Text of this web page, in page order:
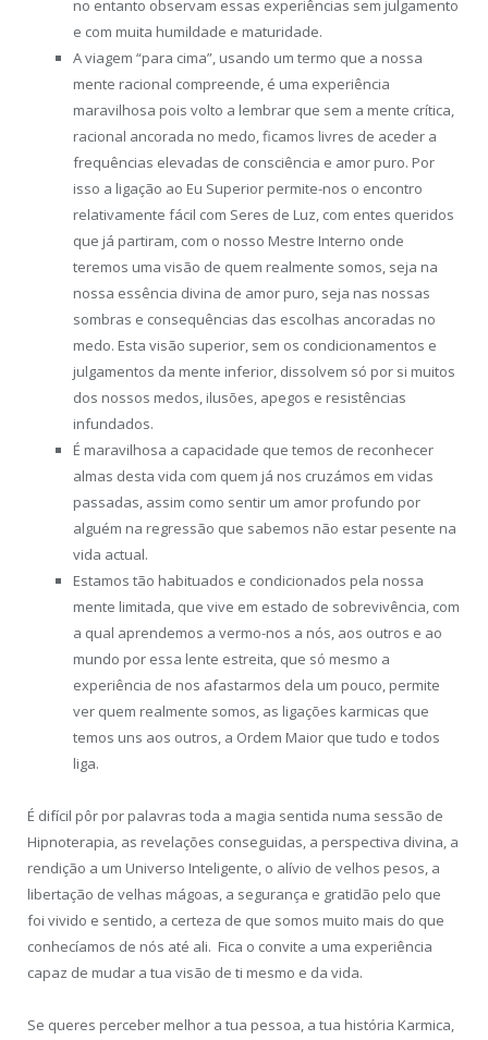
no entanto observam essas experiências sem julgamento
e com muita humildade e maturidade.
A viagem “para cima”, usando um termo que a nossa
mente racional compreende, é uma experiência
maravilhosa pois volto a lembrar que sem a mente crítica,
racional ancorada no medo, ficamos livres de aceder a
frequências elevadas de consciência e amor puro. Por
isso a ligação ao Eu Superior permite-nos o encontro
relativamente fácil com Seres de Luz, com entes queridos
que já partiram, com o nosso Mestre Interno onde
teremos uma visão de quem realmente somos, seja na
nossa essência divina de amor puro, seja nas nossas
sombras e consequências das escolhas ancoradas no
medo. Esta visão superior, sem os condicionamentos e
julgamentos da mente inferior, dissolvem só por si muitos
dos nossos medos, ilusões, apegos e resistências
infundados.
É maravilhosa a capacidade que temos de reconhecer
almas desta vida com quem já nos cruzámos em vidas
passadas, assim como sentir um amor profundo por
alguém na regressão que sabemos não estar pesente na
vida actual.
Estamos tão habituados e condicionados pela nossa
mente limitada, que vive em estado de sobrevivência, com
a qual aprendemos a vermo-nos a nós, aos outros e ao
mundo por essa lente estreita, que só mesmo a
experiência de nos afastarmos dela um pouco, permite
ver quem realmente somos, as ligações karmicas que
temos uns aos outros, a Ordem Maior que tudo e todos
liga.
É difícil pôr por palavras toda a magia sentida numa sessão de
Hipnoterapia, as revelações conseguidas, a perspectiva divina, a
rendição a um Universo Inteligente, o alívio de velhos pesos, a
libertação de velhas mágoas, a segurança e gratidão pelo que
foi vivido e sentido, a certeza de que somos muito mais do que
conhecíamos de nós até ali. Fica o convite a uma experiência
capaz de mudar a tua visão de ti mesmo e da vida.
Se queres perceber melhor a tua pessoa, a tua história Karmica,